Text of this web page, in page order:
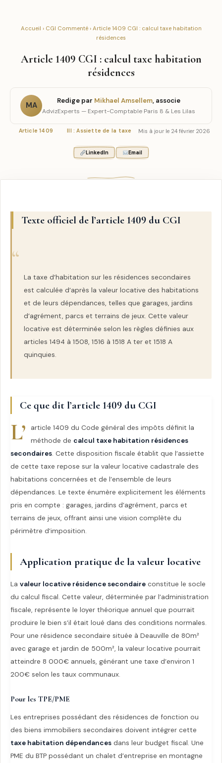
Accueil › CGI Commenté› Article 1409 CGI : calcul taxe habitation
résidences
Article 1409 CGI : calcul taxe habitation
résidences
MA
Redige par Mikhael Amsellem, associe
AdvizExperts — Expert-Comptable Paris 8 & Les Lilas
Article 1409 III : Assiette de la taxe Mis à jour le 24 février 2026
LinkedIn Email
Texte officiel de l’article 1409 du CGI
La taxe d’habitation sur les résidences secondaires
est calculée d’après la valeur locative des habitations
et de leurs dépendances, telles que garages, jardins
d’agrément, parcs et terrains de jeux. Cette valeur
locative est déterminée selon les règles définies aux
articles 1494 à 1508, 1516 à 1518 A ter et 1518 A
quinquies.
Ce que dit l’article 1409 du CGI
L’
article 1409 du Code général des impôts définit la
méthode de calcul taxe habitation résidences
secondaires. Cette disposition fiscale établit que l’assiette
de cette taxe repose sur la valeur locative cadastrale des
habitations concernées et de l’ensemble de leurs
dépendances. Le texte énumère explicitement les éléments
pris en compte : garages, jardins d’agrément, parcs et
terrains de jeux, offrant ainsi une vision complète du
périmètre d’imposition.
Application pratique de la valeur locative
La valeur locative résidence secondaire constitue le socle
du calcul fiscal. Cette valeur, déterminée par l’administration
fiscale, représente le loyer théorique annuel que pourrait
produire le bien s’il était loué dans des conditions normales.
Pour une résidence secondaire située à Deauville de 80m²
avec garage et jardin de 500m², la valeur locative pourrait
atteindre 8 000€ annuels, générant une taxe d’environ 1
200€ selon les taux communaux.
Pour les TPE/PME
Les entreprises possédant des résidences de fonction ou
des biens immobiliers secondaires doivent intégrer cette
taxe habitation dépendances dans leur budget fiscal. Une
PME du BTP possédant un chalet d’entreprise en montagne